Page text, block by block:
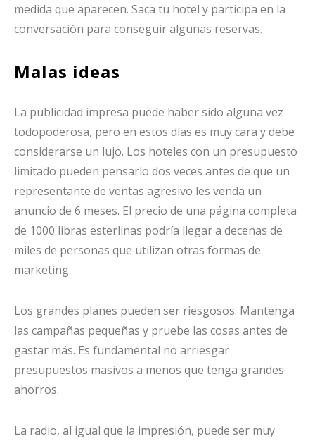
medida que aparecen. Saca tu hotel y participa en la
conversación para conseguir algunas reservas.
Malas ideas
La publicidad impresa puede haber sido alguna vez
todopoderosa, pero en estos días es muy cara y debe
considerarse un lujo. Los hoteles con un presupuesto
limitado pueden pensarlo dos veces antes de que un
representante de ventas agresivo les venda un
anuncio de 6 meses. El precio de una página completa
de 1000 libras esterlinas podría llegar a decenas de
miles de personas que utilizan otras formas de
marketing.
Los grandes planes pueden ser riesgosos. Mantenga
las campañas pequeñas y pruebe las cosas antes de
gastar más. Es fundamental no arriesgar
presupuestos masivos a menos que tenga grandes
ahorros.
La radio, al igual que la impresión, puede ser muy